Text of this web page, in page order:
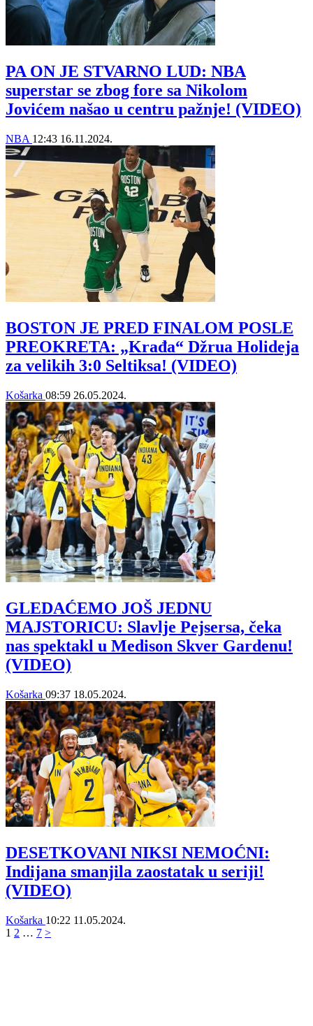
PA ON JE STVARNO LUD: NBA
superstar se zbog fore sa Nikolom
Jovićem našao u centru pažnje! (VIDEO)
NBA 12:43 16.11.2024.
BOSTON JE PRED FINALOM POSLE
PREOKRETA: „Krađa“ Džrua Holideja
za velikih 3:0 Seltiksa! (VIDEO)
Košarka 08:59 26.05.2024.
GLEDAĆEMO JOŠ JEDNU
MAJSTORICU: Slavlje Pejsersa, čeka
nas spektakl u Medison Skver Gardenu!
(VIDEO)
Košarka 09:37 18.05.2024.
DESETKOVANI NIKSI NEMOĆNI:
Indijana smanjila zaostatak u seriji!
(VIDEO)
Košarka 10:22 11.05.2024.
1 2 … 7 >